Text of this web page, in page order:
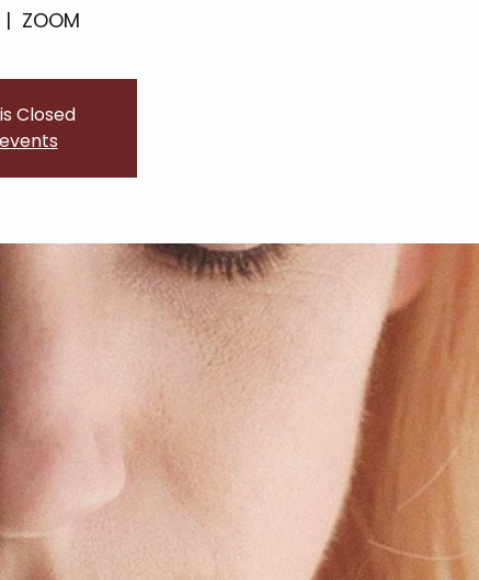
|
ZOOM
Closed